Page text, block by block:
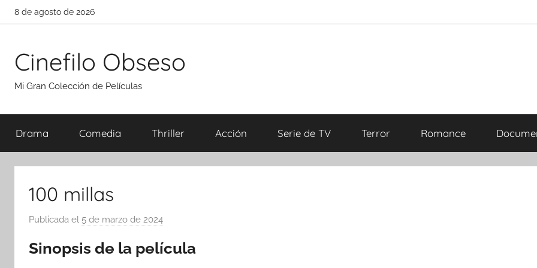
Saltar
8 de agosto de 2026
Cinefilo Obseso
Mi Gran Colección de Películas
Drama Comedia Thriller Acción Serie de TV Terror Romance
100 millas
Publicada el 5 de marzo de 2024
r
Sinopsis de la película